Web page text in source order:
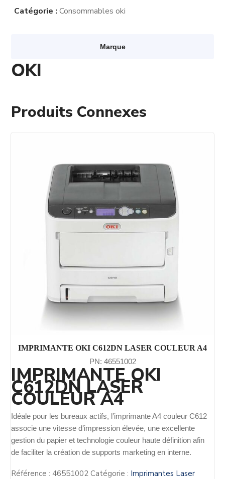
Catégorie :Consommables oki
Marque
OKI
Produits Connexes
IMPRIMANTE OKI C612DN LASER COULEUR A4
PN: 46551002
IMPRIMANTE OKI
C612DN LASER
COULEUR A4
Idéale pour les bureaux actifs, l’imprimante A4 couleur C612
associe une vitesse d’impression élevée, une excellente
gestion du papier et technologie couleur haute définition afin
de faciliter la création de supports marketing en interne.
Référence :46551002 Catégorie : Imprimantes Laser